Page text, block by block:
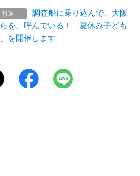
報道
調査船に乗り込んで、大阪
を、呼んでいる！ 夏休み子ども
を開催します